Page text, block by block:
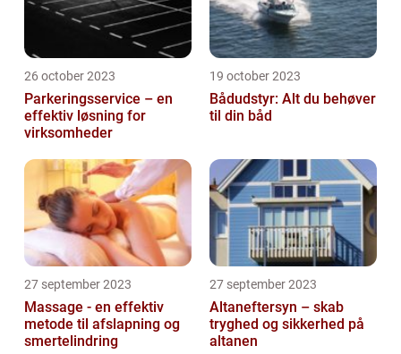
26 october 2023
Parkeringsservice – en
effektiv løsning for
virksomheder
19 october 2023
Bådudstyr: Alt du behøver
til din båd
27 september 2023
Massage - en effektiv
metode til afslapning og
smertelindring
27 september 2023
Altaneftersyn – skab
tryghed og sikkerhed på
altanen